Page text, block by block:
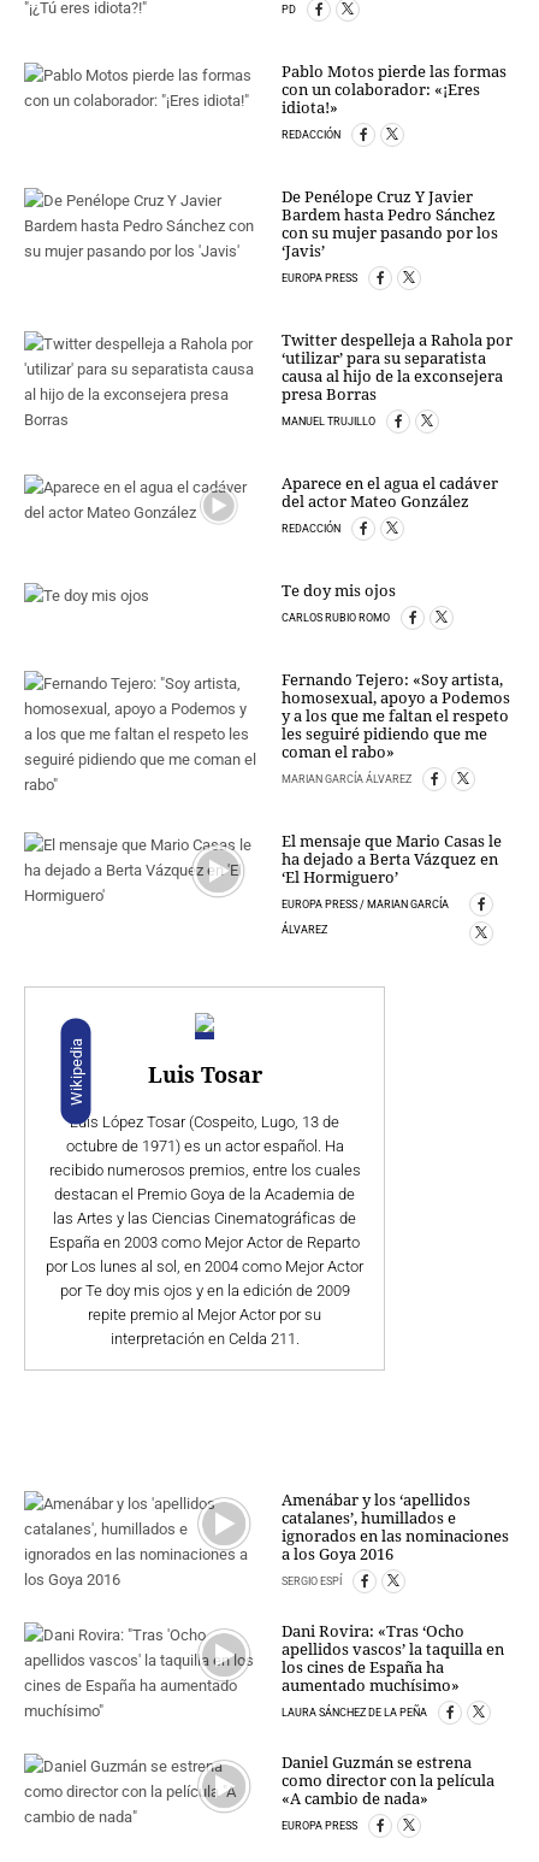
LA RETAGUARDIA
DIRECTORIOS
VÍDEOS
TEMAS
PERSONAJES
AUTORES
HEMEROTECA
CLUB PD
MÁS SERVICIOS
AMÉRICA
ESPAÑA
PD
Pablo Motos pierde las formas
con un colaborador: «¡Eres
idiota!»
REDACCIÓN
De Penélope Cruz Y Javier
Bardem hasta Pedro Sánchez
con su mujer pasando por los
‘Javis’
EUROPA PRESS
Twitter despelleja a Rahola por
‘utilizar’ para su separatista
causa al hijo de la exconsejera
presa Borras
MANUEL TRUJILLO
Aparece en el agua el cadáver
del actor Mateo González
REDACCIÓN
Te doy mis ojos
CARLOS RUBIO ROMO
Fernando Tejero: «Soy artista,
homosexual, apoyo a Podemos
y a los que me faltan el respeto
les seguiré pidiendo que me
coman el rabo»
MARIAN GARCÍA ÁLVAREZ
El mensaje que Mario Casas le
ha dejado a Berta Vázquez en
‘El Hormiguero’
EUROPA PRESS / MARIAN GARCÍA
ÁLVAREZ
Wikipedia Luis Tosar
Luis López Tosar (Cospeito, Lugo, 13 de
octubre de 1971) es un actor español. Ha
recibido numerosos premios, entre los cuales
destacan el Premio Goya de la Academia de
las Artes y las Ciencias Cinematográficas de
España en 2003 como Mejor Actor de Reparto
por Los lunes al sol, en 2004 como Mejor Actor
por Te doy mis ojos y en la edición de 2009
repite premio al Mejor Actor por su
interpretación en Celda 211.
Amenábar y los ‘apellidos
catalanes’, humillados e
ignorados en las nominaciones
a los Goya 2016
SERGIO ESPÍ
Dani Rovira: «Tras ‘Ocho
apellidos vascos’ la taquilla en
los cines de España ha
aumentado muchísimo»
LAURA SÁNCHEZ DE LA PEÑA
Daniel Guzmán se estrena
como director con la película
«A cambio de nada»
EUROPA PRESS